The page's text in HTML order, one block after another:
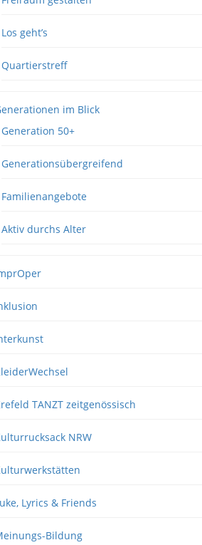
Los geht’s
Quartierstreff
im Blick
Generation 50+
Generationsübergreifend
Familienangebote
Aktiv durchs Alter
TANZT zeitgenössisch
NRW
Lyrics & Friends
Bildung